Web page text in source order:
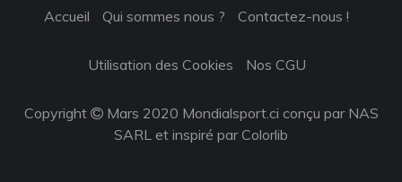
Accueil Qui sommes nous ? Contactez-nous !
Utilisation des Cookies Nos CGU
Copyright
Mars 2020 Mondialsport.ci conçu par NAS
SARL et inspiré parColorlib